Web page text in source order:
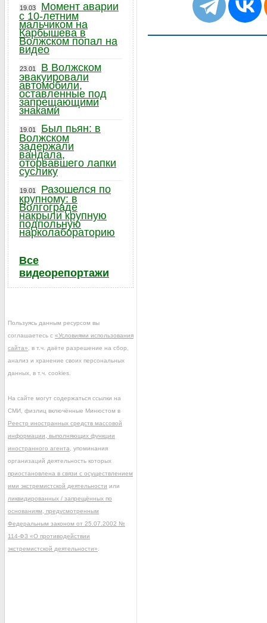
19.03
Момент аварии
с 10-летним
мальчиком на
Карбышева в
Волжском попал на
видео
23.01
В Волжском
эвакуировали
автомобили,
оставленные под
запрещающими
знаками
19.01
Был пьян: в
Волжском
задержали
вандала,
оторвавшего лапки
суслику
19.01
Разошелся по
крупному: в
Волгограде
накрыли крупную
подпольную
нарколабораторию
Все
видеорепортажи
Пользуясь данным ресурсом вы
соглашаетесь с «Условиями использования
сайта» , в т.ч. даёте разрешение на сбор,
анализ и хранение своих персональных
данных, в т.ч. cookies.
На сайте могут содержаться ссылки на
СМИ, физлиц включённые Минюстом в
Реестр иностранных средств массовой
информации, выполняющих функции
иностранного агента , упоминания
организаций деятельность которых
приостановлена в связи с осуществлением
ими экстремистской деятельности или
ликвидированных / запрещённых по
основаниям, предусмотренным
Федеральным законом от 25.07.2002 №
114-ФЗ «О противодействии
экстремистской деятельности»